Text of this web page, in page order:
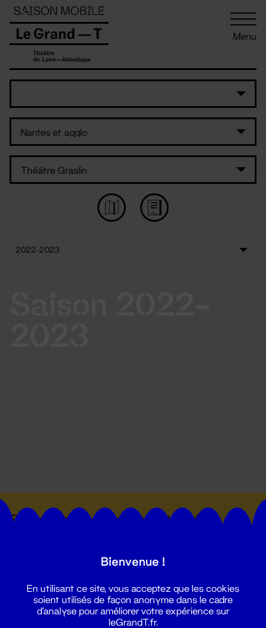
Menu
Suivez toutes les actualités du
Panneau de gestion des cookies
Bienvenue !
En utilisant ce site, vous acceptez que les cookies
soient utilisés de façon anonyme dans le cadre
d'analyse pour améliorer votre expérience sur
leGrandT.fr.